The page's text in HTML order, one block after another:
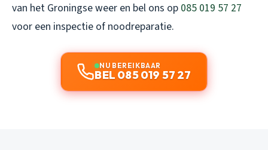
van het Groningse weer en bel ons op 085 019 57 27
voor een inspectie of noodreparatie.
NU BEREIKBAAR
BEL 085 019 57 27